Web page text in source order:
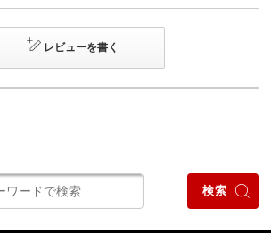
レビューを書く